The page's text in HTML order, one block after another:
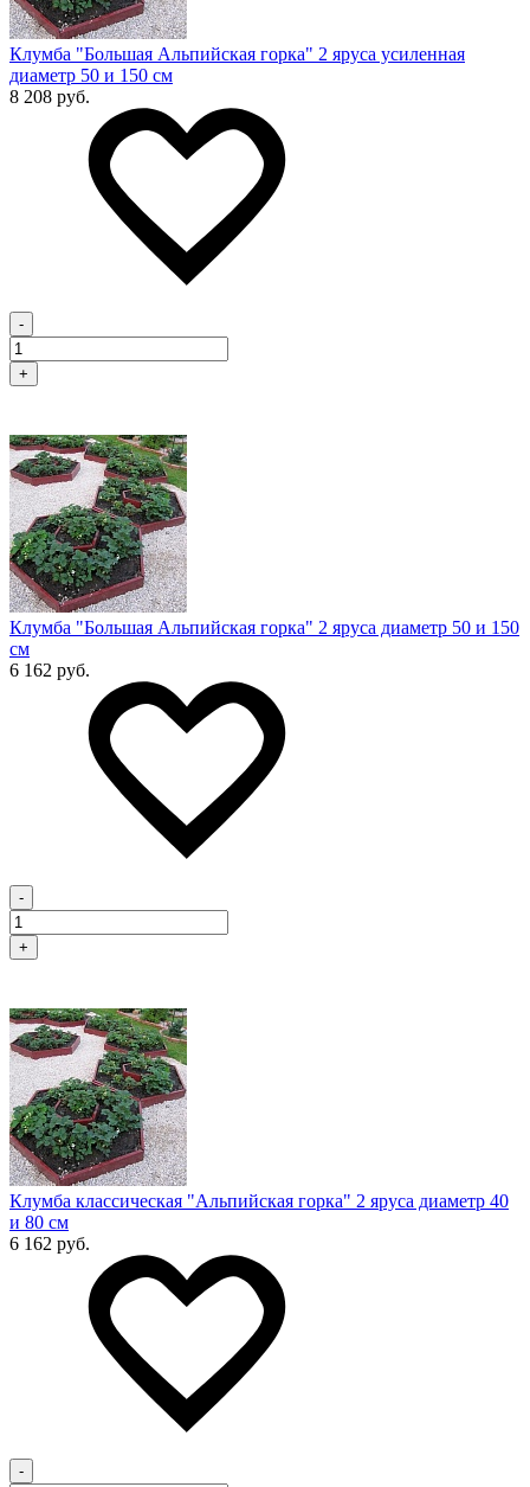
Клумба "Большая Альпийская горка" 2 яруса усиленная
диаметр 50 и 150 см
8 208 руб.
-
+
Клумба "Большая Альпийская горка" 2 яруса диаметр 50 и 150
см
6 162 руб.
-
+
Клумба классическая "Альпийская горка" 2 яруса диаметр 40
и 80 см
6 162 руб.
-